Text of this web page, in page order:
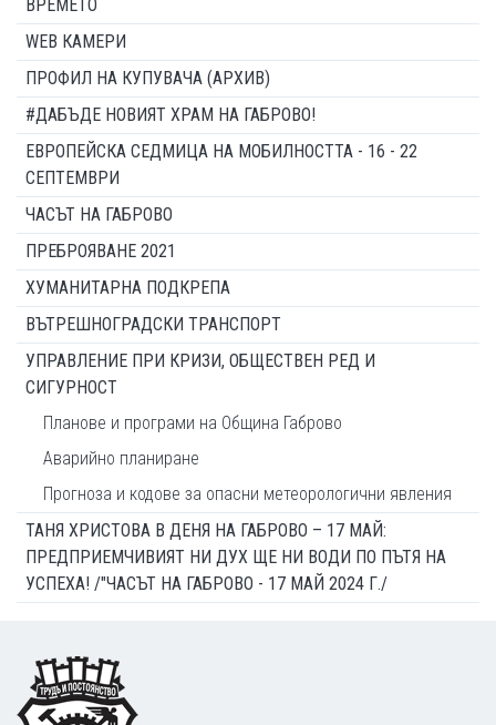
ВРЕМЕТО
WEB КАМЕРИ
ПРОФИЛ НА КУПУВАЧА (АРХИВ)
#ДАБЪДЕ НОВИЯТ ХРАМ НА ГАБРОВО!
ЕВРОПЕЙСКА СЕДМИЦА НА МОБИЛНОСТТА - 16 - 22
СЕПТЕМВРИ
ЧАСЪТ НА ГАБРОВО
ПРЕБРОЯВАНЕ 2021
ХУМАНИТАРНА ПОДКРЕПА
ВЪТРЕШНОГРАДСКИ ТРАНСПОРТ
УПРАВЛЕНИЕ ПРИ КРИЗИ, ОБЩЕСТВЕН РЕД И
СИГУРНОСТ
Планове и програми на Община Габрово
Аварийно планиране
Прогноза и кодове за опасни метеорологични явления
ТАНЯ ХРИСТОВА В ДЕНЯ НА ГАБРОВО – 17 МАЙ:
ПРЕДПРИЕМЧИВИЯТ НИ ДУХ ЩЕ НИ ВОДИ ПО ПЪТЯ НА
УСПЕХА! /"ЧАСЪТ НА ГАБРОВО - 17 МАЙ 2024 Г./
Footer